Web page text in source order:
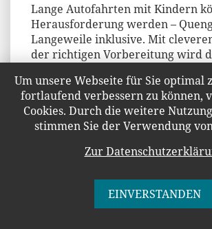
Lange Autofahrten mit Kindern
Herausforderung werden –
Langeweile inklusive. Mit
der richtigen Vorbereitung wird
Entdecke die besten Tricks und
praktische Packliste für
mit der Familie!
WEITERLESEN
Jenny
Um unsere Webseite für Sie optimal
fortlaufend verbessern zu können,
Cookies. Durch die weitere
stimmen Sie der Verwendung
Zur
EINVERSTANDEN